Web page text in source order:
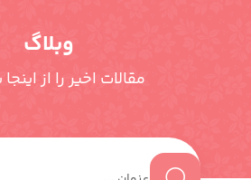
وبلاگ
مقالات اخیر را از